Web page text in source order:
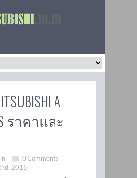
A
ราคาและ
0 Comments
2015